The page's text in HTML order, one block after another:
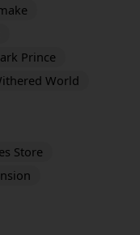
Prince
World
Store